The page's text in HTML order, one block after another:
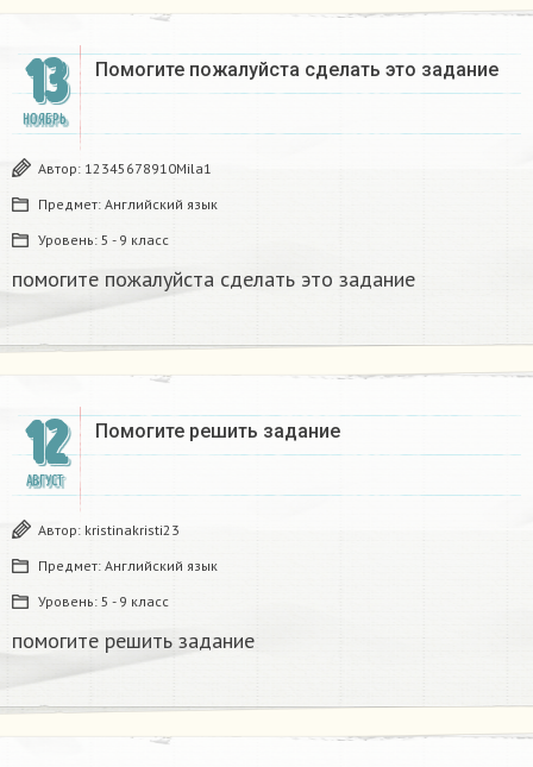
13
НОЯБРЬ
Помогите пожалуйста сделать это задание​
Автор: 12345678910Mila1
Предмет: Английский язык
Уровень: 5 - 9 класс
помогите пожалуйста сделать это задание​
12
АВГУСТ
Помогите решить задание ​
Автор: kristinakristi23
Предмет: Английский язык
Уровень: 5 - 9 класс
помогите решить задание ​